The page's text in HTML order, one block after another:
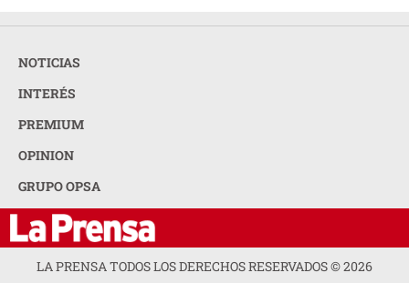
NOTICIAS
INTERÉS
PREMIUM
OPINION
GRUPO OPSA
LA PRENSA TODOS LOS DERECHOS RESERVADOS ©2026